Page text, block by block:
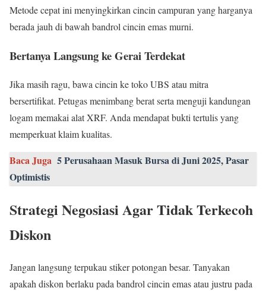
Metode cepat ini menyingkirkan cincin campuran yang harganya
berada jauh di bawah bandrol cincin emas murni.
Bertanya Langsung ke Gerai Terdekat
Jika masih ragu, bawa cincin ke toko UBS atau mitra
bersertifikat. Petugas menimbang berat serta menguji kandungan
logam memakai alat XRF. Anda mendapat bukti tertulis yang
memperkuat klaim kualitas.
Baca Juga 5 Perusahaan Masuk Bursa di Juni 2025, Pasar
Optimistis
Strategi Negosiasi Agar Tidak Terkecoh
Diskon
Jangan langsung terpukau stiker potongan besar. Tanyakan
apakah diskon berlaku pada bandrol cincin emas atau justru pada